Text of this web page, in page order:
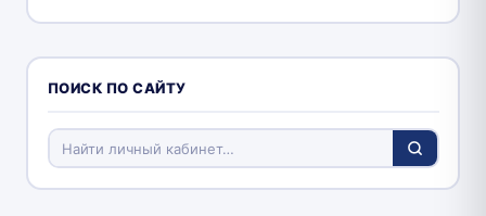
ПОИСК ПО САЙТУ